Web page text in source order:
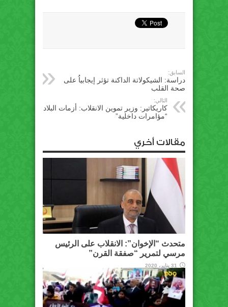
السابق:
دراسة: الشيكولاتة الداكنة تؤثر إيجابياُ على
صحة القلب
التالي:
كاريكاتير: وزير تموين الانقلاب: أزمات البلاد
“مؤامرات داخلية”
مقالات أخري
متحدث “الإخوان”: الانقلاب على الرئيس
مرسي لتمرير “صفقة القرن”
31 يناير، 2020